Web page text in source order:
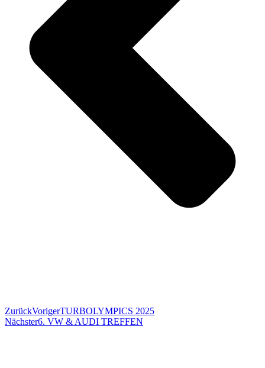
ZurückVorigerTURBOLYMPICS 2025
Nächster6. VW & AUDI TREFFEN